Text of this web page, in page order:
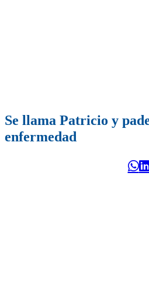
Se llama Patricio y
enfermedad